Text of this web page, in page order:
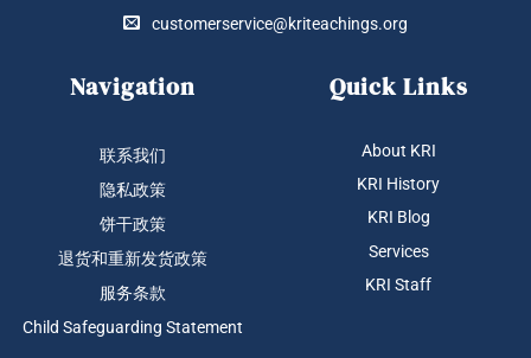
customerservice@kriteachings.org
Navigation
联系我们
隐私政策
饼干政策
退货和重新发货政策
服务条款
Child Safeguarding Statement
Quick Links
About KRI
KRI History
KRI Blog
Services
KRI Staff